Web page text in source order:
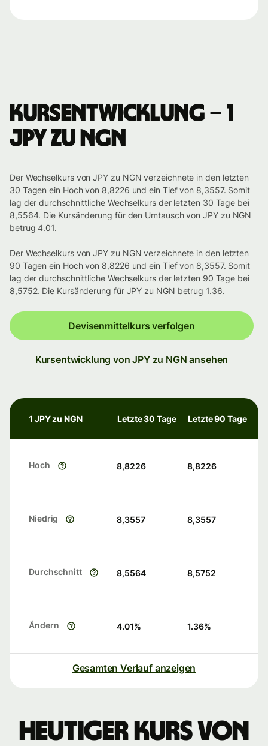
Kursentwicklung – 1
JPY zu NGN
Der Wechselkurs von JPY zu NGN verzeichnete in den letzten
30 Tagen ein Hoch von 8,8226 und ein Tief von 8,3557. Somit
lag der durchschnittliche Wechselkurs der letzten 30 Tage bei
8,5564. Die Kursänderung für den Umtausch von JPY zu NGN
betrug 4.01.
Der Wechselkurs von JPY zu NGN verzeichnete in den letzten
90 Tagen ein Hoch von 8,8226 und ein Tief von 8,3557. Somit
lag der durchschnittliche Wechselkurs der letzten 90 Tage bei
8,5752. Die Kursänderung für JPY zu NGN betrug 1.36.
Devisenmittelkurs verfolgen
Kursentwicklung von JPY zu NGN ansehen
1 JPY zu NGN Letzte 30 Tage Letzte 90 Tage
Hoch 8,8226 8,8226
Niedrig 8,3557 8,3557
Durchschnitt 8,5564 8,5752
Ändern 4.01% 1.36%
Gesamten Verlauf anzeigen
Heutiger Kurs von